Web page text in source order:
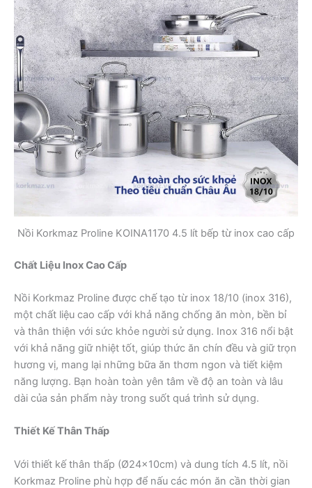
Nồi Korkmaz Proline KOINA1170 4.5 lít bếp từ inox cao cấp
Chất Liệu Inox Cao Cấp
Nồi Korkmaz Proline được chế tạo từ inox 18/10 (inox 316),
một chất liệu cao cấp với khả năng chống ăn mòn, bền bỉ
và thân thiện với sức khỏe người sử dụng. Inox 316 nổi bật
với khả năng giữ nhiệt tốt, giúp thức ăn chín đều và giữ trọn
hương vị, mang lại những bữa ăn thơm ngon và tiết kiệm
năng lượng. Bạn hoàn toàn yên tâm về độ an toàn và lâu
dài của sản phẩm này trong suốt quá trình sử dụng.
Thiết Kế Thân Thấp
Với thiết kế thân thấp (Ø24x10cm) và dung tích 4.5 lít, nồi
Korkmaz Proline phù hợp để nấu các món ăn cần thời gian